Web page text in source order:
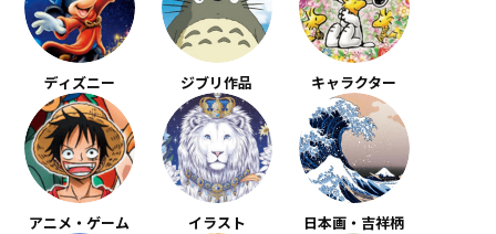
ディズニー ジブリ作品 キャラクター
アニメ・ゲーム イラスト 日本画・吉祥柄